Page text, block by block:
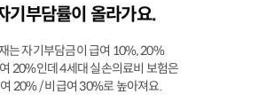
기부담률이 올라가요.
는 자기부담금이 급여 10%, 20%
20%인데 4세대 실손의료비 보험은
20% / 비급여 30%로 높아져요.